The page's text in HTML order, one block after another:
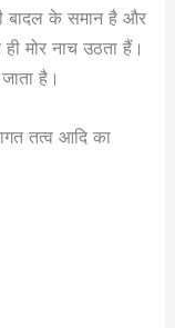
बादल के समान है और
मोर नाच उठता हैं।
है।
तत्व आदि का